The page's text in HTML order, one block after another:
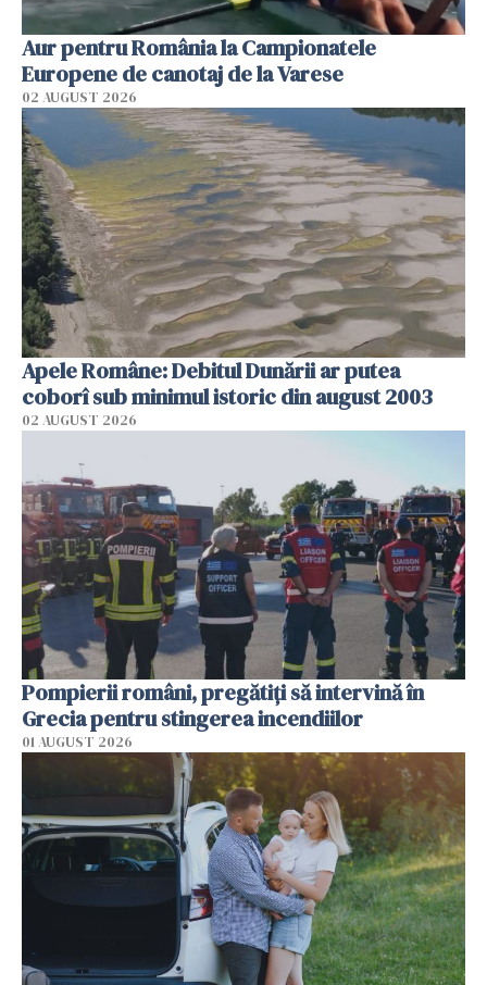
Aur pentru România la Campionatele
Europene de canotaj de la Varese
02 AUGUST 2026
Apele Române: Debitul Dunării ar putea
coborî sub minimul istoric din august 2003
02 AUGUST 2026
Pompierii români, pregătiţi să intervină în
Grecia pentru stingerea incendiilor
01 AUGUST 2026